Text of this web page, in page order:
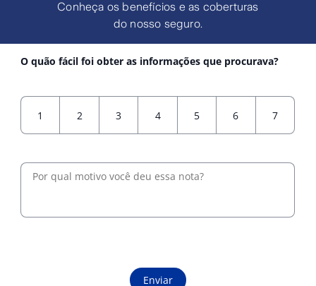
Conheça os benefícios e as coberturas
do nosso seguro.